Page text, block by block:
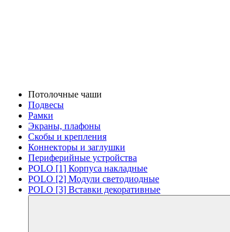
Потолочные чаши
Подвесы
Рамки
Экраны, плафоны
Скобы и крепления
Коннекторы и заглушки
Периферийные устройства
POLO [1] Корпуса накладные
POLO [2] Модули светодиодные
POLO [3] Вставки декоративные